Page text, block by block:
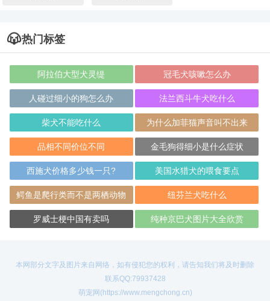
热门标签
阿拉伯大型犬灵缇 冠毛犬咳嗽怎么办
人碰过细小的狗怎么办 法兰西斗牛犬吃什么
柴犬不能吃什么 为什么加菲猫声音叫不出来
品相不同价位不同 金毛狗得细小是什么症状
西施犬价格多少钱一只? 美国水猎犬的喂食要点
鳄鱼是爬行类而不是两栖动物 纽芬兰犬吃什么
罗威士梗中国有卖吗 纯种京巴犬图片大全欣赏
本网部分文字及图片来自网络，如有侵犯您的权利，请告知我们将及时删除
联系QQ:79937428
萌宠网(https://www.mengchong.cn)